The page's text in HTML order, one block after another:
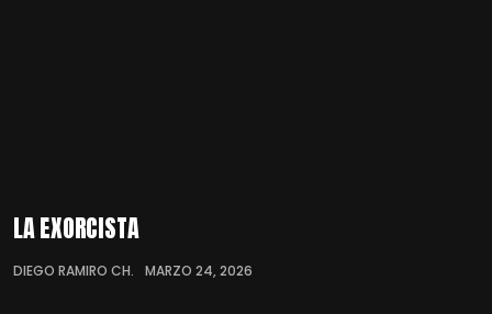
LA EXORCISTA
DIEGO RAMIRO CH. MARZO 24, 2026